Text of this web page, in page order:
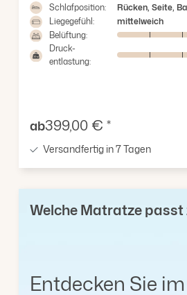
Schlafposition:
Rücken, Seite,
Liegegefühl:
mittelweich
Belüftung:
Druck-
entlastung:
Verkaufspreis:
ab399,00 € *
Versandfertig in 7 Tagen
Welche Matratze passt
Entdecken Sie